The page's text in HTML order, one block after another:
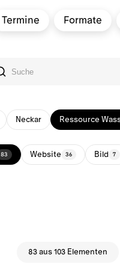
Termine Formate
Neckar Ressource
83 Website 36 Bild 7
83 aus 103 Elementen